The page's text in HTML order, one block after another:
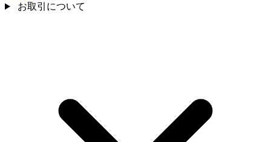
お取引について